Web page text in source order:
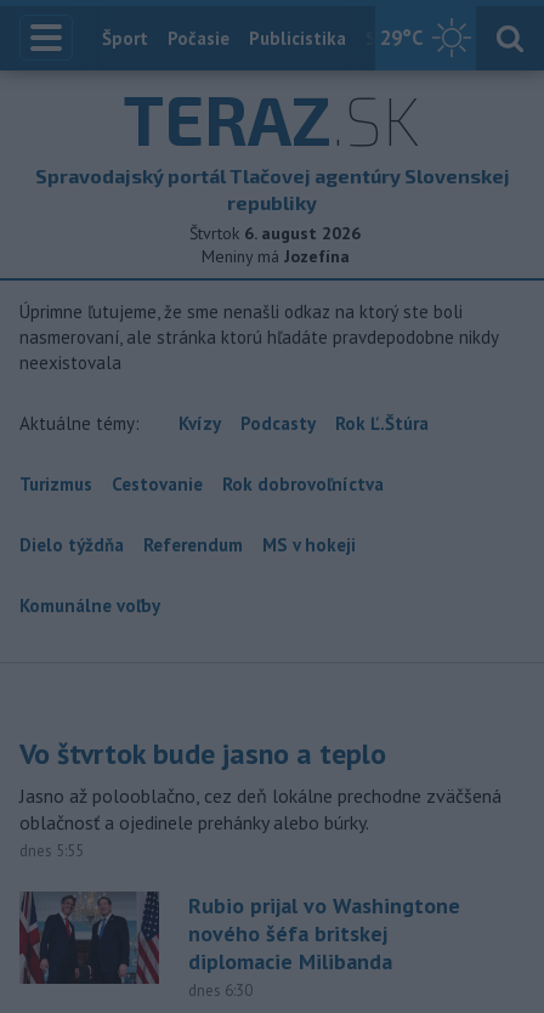
29°C
Index
Šport Počasie Publicistika Slovensko
TERAZ.SK
Spravodajský portál Tlačovej agentúry Slovenskej
republiky
Štvrtok 6. august 2026
Meniny má Jozefína
Úprimne ľutujeme, že sme nenašli odkaz na ktorý ste boli
nasmerovaní, ale stránka ktorú hľadáte pravdepodobne nikdy
neexistovala
Aktuálne témy: Kvízy Podcasty Rok Ľ.Štúra
Turizmus Cestovanie Rok dobrovoľníctva
Dielo týždňa Referendum MS v hokeji
Komunálne voľby
Vo štvrtok bude jasno a teplo
Jasno až polooblačno, cez deň lokálne prechodne zväčšená
oblačnosť a ojedinele prehánky alebo búrky.
dnes 5:55
Rubio prijal vo Washingtone
nového šéfa britskej
diplomacie Milibanda
dnes 6:30